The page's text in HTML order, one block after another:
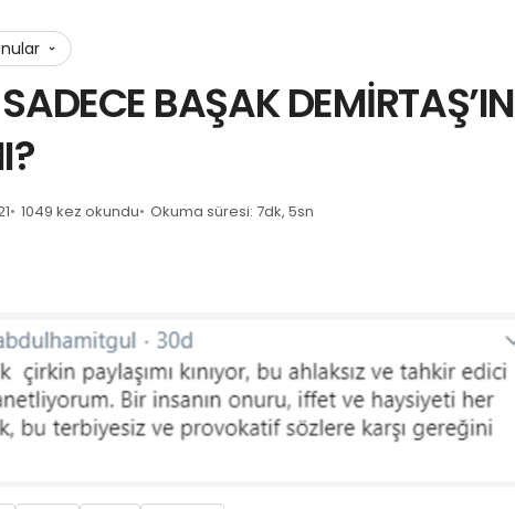
BAŞAK DEMİRTAŞ’IN
1049 kez okundu Okuma süresi: 7dk, 5sn